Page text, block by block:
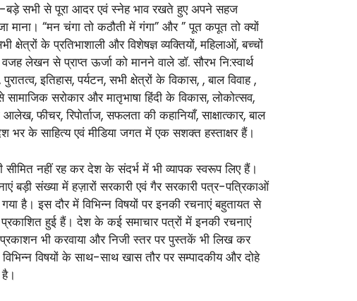
बड़े सभी से पूरा आदर एवं स्नेह भाव रखते हुए अपने सहज
माना। “मन चंगा तो कठौती में गंगा” और ” पूत कपूत तो क्यों
के प्रतिभाशाली और विशेषज्ञ व्यक्तियों, महिलाओं, बच्चों
लेखन से प्राप्त ऊर्जा को मानने वाले डॉ. सौरभ नि:स्वार्थ
इतिहास, पर्यटन, सभी क्षेत्रों के विकास, , बाल विवाह ,
सरोकार और मातृभाषा हिंदी के विकास, लोकोत्सव,
फीचर, रिपोर्ताज, सफलता की कहानियाँ, साक्षात्कार, बाल
भर के साहित्य एवं मीडिया जगत में एक सशक्त हस्ताक्षर हैं।
नहीं रह कर देश के संदर्भ में भी व्यापक स्वरूप लिए हैं।
संख्या में हज़ारों सरकारी एवं गैर सरकारी पत्र-पत्रिकाओं
है। इस दौर में विभिन्न विषयों पर इनकी रचनाएं बहुतायत से
प्रकाशित हुई हैं। देश के कई समाचार पत्रों में इनकी रचनाएं
भी करवाया और निजी स्तर पर पुस्तकें भी लिख कर
विषयों के साथ-साथ खास तौर पर सम्पादकीय और दोहे